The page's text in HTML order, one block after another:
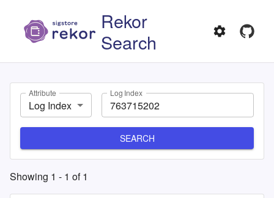
Rekor
Search
Attribute
Log Index
Log Index
SEARCH
Showing 1 - 1 of1